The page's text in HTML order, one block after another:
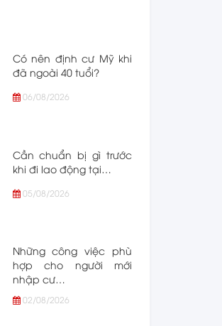
Có nên định cư Mỹ khi
đã ngoài 40 tuổi?
06/08/2026
Cần chuẩn bị gì trước
khi đi lao động tại…
05/08/2026
Những công việc phù
hợp cho người mới
nhập cư…
02/08/2026